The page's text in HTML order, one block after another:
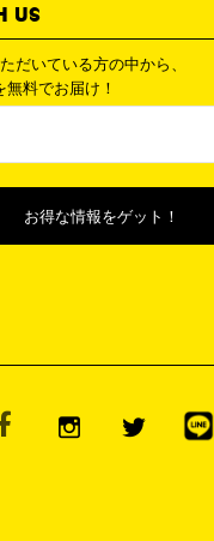
US
だいている方の中から、
料でお届け！